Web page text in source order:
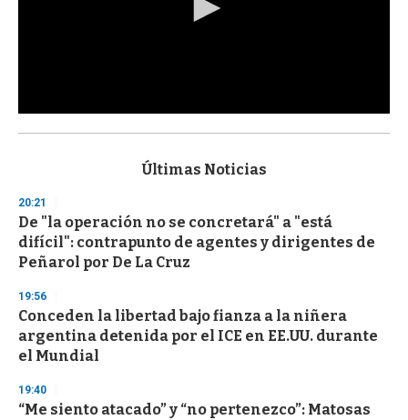
s
d
s
o
f
3
s
e
c
o
n
Últimas Noticias
20:21
De "la operación no se concretará" a "está
difícil": contrapunto de agentes y dirigentes de
Peñarol por De La Cruz
19:56
Conceden la libertad bajo fianza a la niñera
argentina detenida por el ICE en EE.UU. durante
el Mundial
19:40
“Me siento atacado” y “no pertenezco”: Matosas